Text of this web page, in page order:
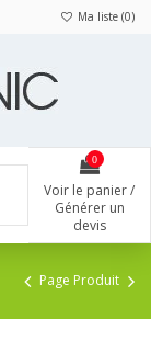
Ma liste (0)
0
Voir le panier /
Générer un
devis
Page Produit